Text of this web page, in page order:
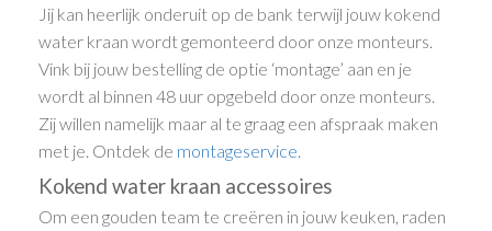
Jij kan heerlijk onderuit op de bank terwijl jouw kokend
water kraan wordt gemonteerd door onze monteurs.
Vink bij jouw bestelling de optie ‘montage’ aan en je
wordt al binnen 48 uur opgebeld door onze monteurs.
Zij willen namelijk maar al te graag een afspraak maken
met je. Ontdek de montageservice
Kokend water kraan accessoires
Om een gouden team te creëren in jouw keuken, raden